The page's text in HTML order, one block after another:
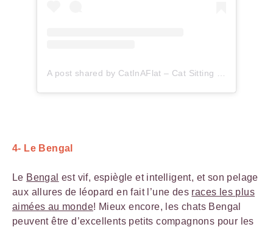
4- Le Bengal
Le Bengal est vif, espiègle et intelligent, et son pelage
aux allures de léopard en fait l’une des races les plus
aimées au monde! Mieux encore, les chats Bengal
peuvent être d’excellents petits compagnons pour les